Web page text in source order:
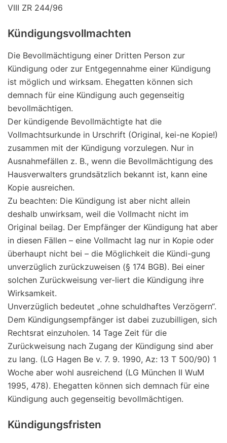
VIII ZR 244/96
Kündigungsvollmachten
Die Bevollmächtigung einer Dritten Person zur
Kündigung oder zur Entgegennahme einer Kündigung
ist möglich und wirksam. Ehegatten können sich
demnach für eine Kündigung auch gegenseitig
bevollmächtigen.
Der kündigende Bevollmächtigte hat die
Vollmachtsurkunde in Urschrift (Original, kei-ne Kopie!)
zusammen mit der Kündigung vorzulegen. Nur in
Ausnahmefällen z. B., wenn die Bevollmächtigung des
Hausverwalters grundsätzlich bekannt ist, kann eine
Kopie ausreichen.
Zu beachten: Die Kündigung ist aber nicht allein
deshalb unwirksam, weil die Vollmacht nicht im
Original beilag. Der Empfänger der Kündigung hat aber
in diesen Fällen – eine Vollmacht lag nur in Kopie oder
überhaupt nicht bei – die Möglichkeit die Kündi-gung
unverzüglich zurückzuweisen (§ 174 BGB). Bei einer
solchen Zurückweisung ver-liert die Kündigung ihre
Wirksamkeit.
Unverzüglich bedeutet „ohne schuldhaftes Verzögern“.
Dem Kündigungsempfänger ist dabei zuzubilligen, sich
Rechtsrat einzuholen. 14 Tage Zeit für die
Zurückweisung nach Zugang der Kündigung sind aber
zu lang. (LG Hagen Be v. 7. 9. 1990, Az: 13 T 500/90) 1
Woche aber wohl ausreichend (LG München II WuM
1995, 478). Ehegatten können sich demnach für eine
Kündigung auch gegenseitig bevollmächtigen.
Kündigungsfristen